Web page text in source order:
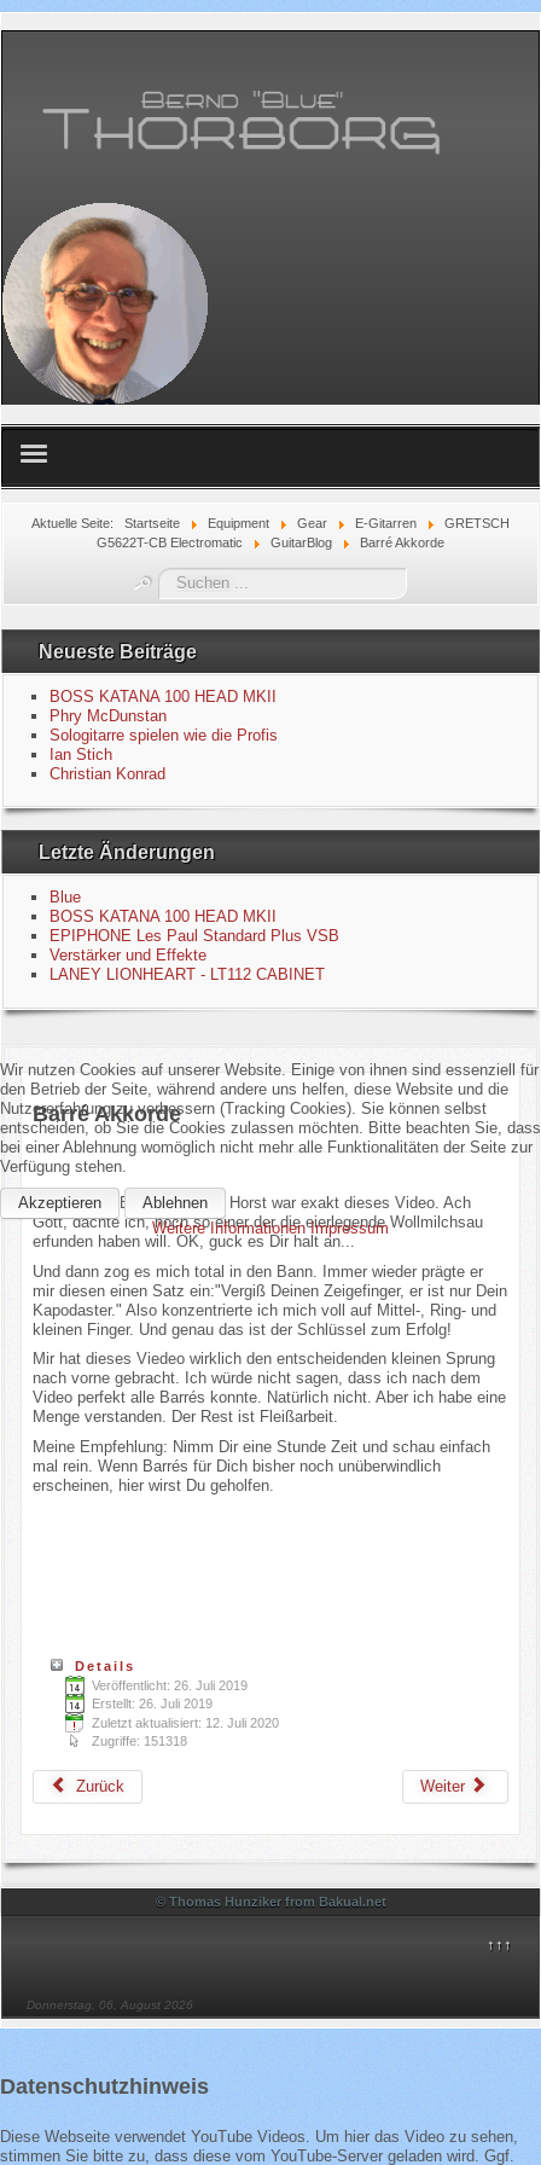
Equipment
GuitarBlog
Kontakt
Impressum
Datenschutzerklärung
Links
Gästebuch
Aktuelle Seite: Startseite Equipment Gear E-Gitarren
GRETSCH
G5622T-CB Electromatic
GuitarBlog Barré Akkorde
Suchen
...
Neueste Beiträge
BOSS KATANA 100 HEAD MKII
Phry McDunstan
Sologitarre spielen wie die Profis
Ian Stich
Christian Konrad
Letzte Änderungen
Blue
BOSS KATANA 100 HEAD MKII
EPIPHONE Les Paul Standard Plus VSB
Verstärker und Effekte
LANEY LIONHEART - LT112 CABINET
Barré Akkorde
Meine erste Begegnung mit Horst war exakt dieses Video. Ach
Gott, dachte ich, noch so einer der die eierlegende Wollmilchsau
erfunden haben will. OK, guck es Dir halt an...
Und dann zog es mich total in den Bann. Immer wieder prägte er
mir diesen einen Satz ein:"Vergiß Deinen Zeigefinger, er ist nur Dein
Kapodaster." Also konzentrierte ich mich voll auf Mittel-, Ring- und
kleinen Finger. Und genau das ist der Schlüssel zum Erfolg!
Mir hat dieses Viedeo wirklich den entscheidenden kleinen Sprung
nach vorne gebracht. Ich würde nicht sagen, dass ich nach dem
Video perfekt alle Barrés konnte. Natürlich nicht. Aber ich habe eine
Menge verstanden. Der Rest ist Fleißarbeit.
Meine Empfehlung: Nimm Dir eine Stunde Zeit und schau einfach
mal rein. Wenn Barrés für Dich bisher noch unüberwindlich
erscheinen, hier wirst Du geholfen.
Details
Veröffentlicht: 26. Juli 2019
Erstellt: 26. Juli 2019
Zuletzt aktualisiert: 12. Juli 2020
Zugriffe: 151318
Zurück Weiter
© Thomas Hunziker from Bakual.net
↑↑↑
Donnerstag, 06. August 2026
Datenschutzhinweis
Diese Webseite verwendet YouTube Videos. Um hier das Video zu sehen,
stimmen Sie bitte zu, dass diese vom YouTube-Server geladen wird. Ggf.
Wir nutzen Cookies auf unserer Website. Einige von ihnen sind essenziell für
den Betrieb der Seite, während andere uns helfen, diese Website und die
Nutzererfahrung zu verbessern (Tracking Cookies). Sie können selbst
entscheiden, ob Sie die Cookies zulassen möchten. Bitte beachten Sie, dass
bei einer Ablehnung womöglich nicht mehr alle Funktionalitäten der Seite zur
Verfügung stehen.
Akzeptieren
Ablehnen
Weitere Informationen Impressum